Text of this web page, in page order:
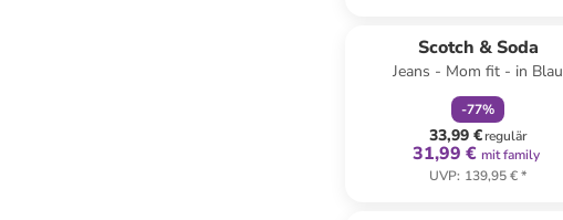
Scotch & Soda
Jeans - Mom fit - in Blau
-77%
33,99 €regulär
31,99 € mit family
UVP: 139,95 €*